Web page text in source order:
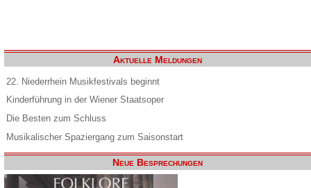
Aktuelle Meldungen
22. Niederrhein Musikfestivals beginnt
Kinderführung in der Wiener Staatsoper
Die Besten zum Schluss
Musikalischer Spaziergang zum Saisonstart
Neue Besprechungen